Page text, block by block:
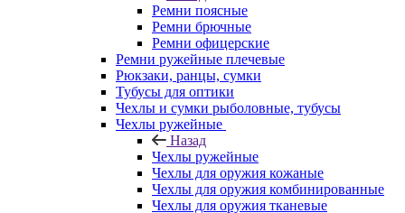
Ремни поясные
Ремни брючные
Ремни офицерские
Ремни ружейные плечевые
Рюкзаки, ранцы, сумки
Тубусы для оптики
Чехлы и сумки рыболовные, тубусы
Чехлы ружейные
Назад
Чехлы ружейные
Чехлы для оружия кожаные
Чехлы для оружия комбинированные
Чехлы для оружия тканевые